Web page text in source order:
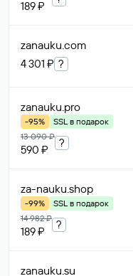
189 ₽
zanauku.com
4 301 ₽ ?
zanauku.pro
-95%
SSL в подарок
13 090 ₽
590 ₽
?
za-nauku.shop
-99%
SSL в подарок
14 982 ₽
189 ₽
?
zanauku.su